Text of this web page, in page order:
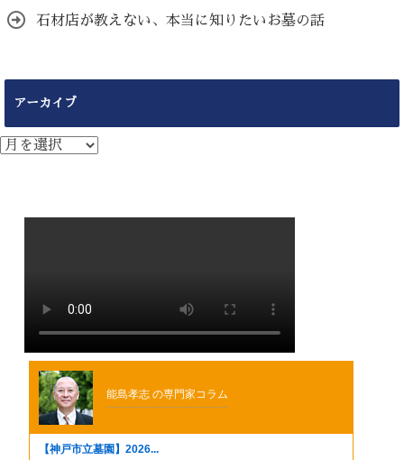
石材店が教えない、本当に知りたいお墓の話
アーカイブ
ア
ー